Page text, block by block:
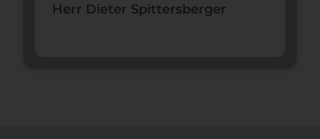
Herr Dieter Spittersberger